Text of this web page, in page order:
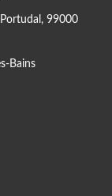
99000
Bains